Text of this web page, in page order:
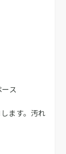
ス
ます。汚れ